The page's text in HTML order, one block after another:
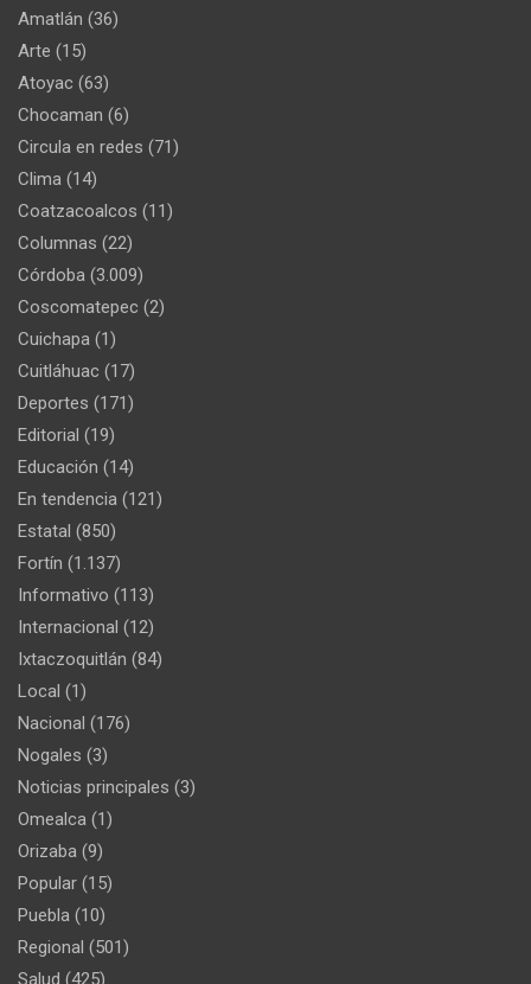
Amatlán (36)
Arte (15)
Atoyac (63)
Chocaman (6)
Circula en redes (71)
Clima (14)
Coatzacoalcos (11)
Columnas (22)
Córdoba (3.009)
Coscomatepec (2)
Cuichapa (1)
Cuitláhuac (17)
Deportes (171)
Editorial (19)
Educación (14)
En tendencia (121)
Estatal (850)
Fortín (1.137)
Informativo (113)
Internacional (12)
Ixtaczoquitlán (84)
Local (1)
Nacional (176)
Nogales (3)
Noticias principales (3)
Omealca (1)
Orizaba (9)
Popular (15)
Puebla (10)
Regional (501)
Salud (425)